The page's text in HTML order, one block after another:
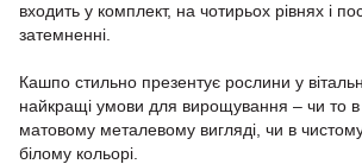
входить у комплект, на чотирьох рівнях і
затемненні.
Кашпо стильно презентує рослини у
найкращі умови для вирощування – чи то
матовому металевому вигляді, чи в
білому кольорі.